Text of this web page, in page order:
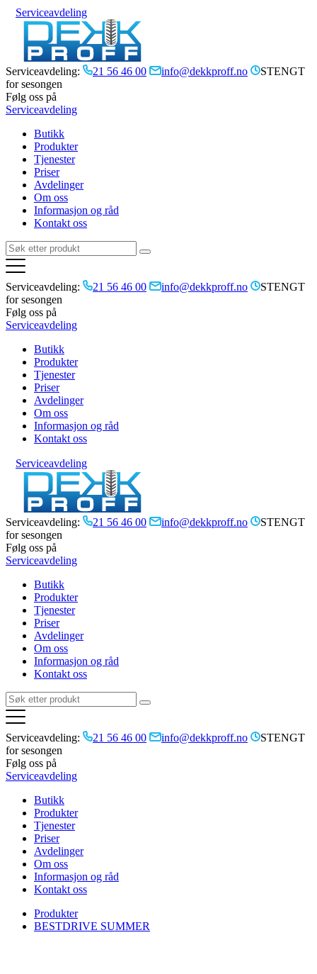
Serviceavdeling
Serviceavdeling: 21 56 46 00 info@dekkproff.no
STENGT
for sesongen
Følg oss på
Serviceavdeling
Butikk
Produkter
Tjenester
Priser
Avdelinger
Om oss
Informasjon og råd
Kontakt oss
Serviceavdeling: 21 56 46 00 info@dekkproff.no
STENGT
for sesongen
Følg oss på
Serviceavdeling
Butikk
Produkter
Tjenester
Priser
Avdelinger
Om oss
Informasjon og råd
Kontakt oss
Serviceavdeling
Serviceavdeling: 21 56 46 00 info@dekkproff.no
STENGT
for sesongen
Følg oss på
Serviceavdeling
Butikk
Produkter
Tjenester
Priser
Avdelinger
Om oss
Informasjon og råd
Kontakt oss
Serviceavdeling: 21 56 46 00 info@dekkproff.no
STENGT
for sesongen
Følg oss på
Serviceavdeling
Butikk
Produkter
Tjenester
Priser
Avdelinger
Om oss
Informasjon og råd
Kontakt oss
Produkter
BESTDRIVE SUMMER